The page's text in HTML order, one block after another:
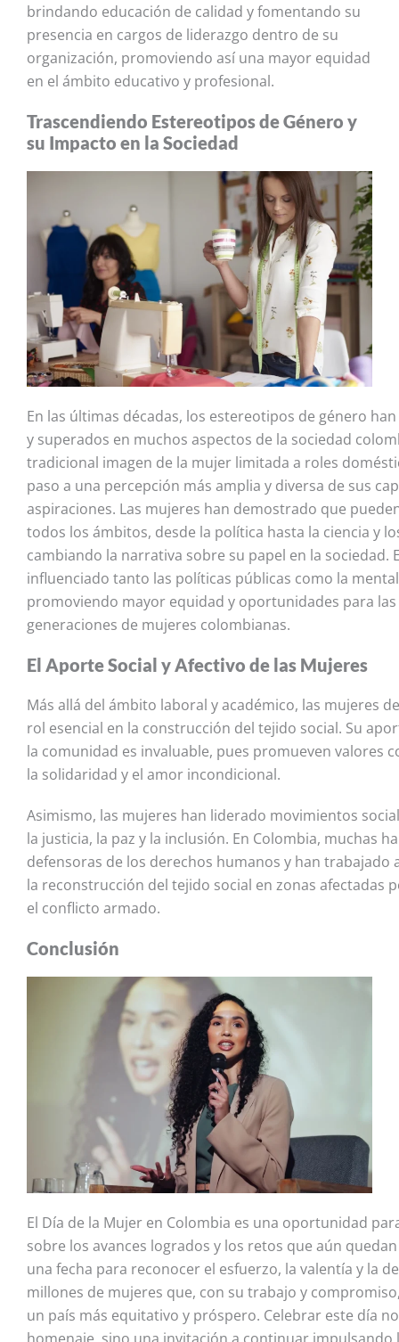
brindando educación de calidad y fomentando su
presencia en cargos de liderazgo dentro de su
organización, promoviendo así una mayor equidad
en el ámbito educativo y profesional.
Trascendiendo Estereotipos de Género y
su Impacto en la Sociedad
En las últimas décadas, los estereotipos de género
y superados en muchos aspectos de la sociedad
tradicional imagen de la mujer limitada a roles
paso a una percepción más amplia y diversa de sus
aspiraciones. Las mujeres han demostrado que
todos los ámbitos, desde la política hasta la ciencia y
cambiando la narrativa sobre su papel en la sociedad.
influenciado tanto las políticas públicas como la
promoviendo mayor equidad y oportunidades para las
generaciones de mujeres colombianas.
El Aporte Social y Afectivo de las Mujeres
Más allá del ámbito laboral y académico, las mujeres
rol esencial en la construcción del tejido social. Su
la comunidad es invaluable, pues promueven valores
la solidaridad y el amor incondicional.
Asimismo, las mujeres han liderado movimientos
la justicia, la paz y la inclusión. En Colombia, muchas
defensoras de los derechos humanos y han trabajado
la reconstrucción del tejido social en zonas afectadas
el conflicto armado.
Conclusión
El Día de la Mujer en Colombia es una oportunidad
sobre los avances logrados y los retos que aún
una fecha para reconocer el esfuerzo, la valentía y la
millones de mujeres que, con su trabajo y
un país más equitativo y próspero. Celebrar este día
homenaje, sino una invitación a continuar impulsando